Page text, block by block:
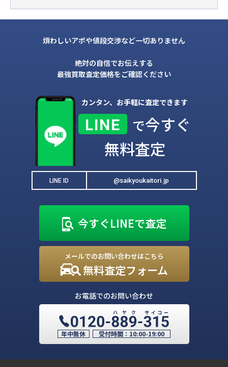
煩わしいアポや値段交渉など一切ありません
絶対の自信でお伝えする
最強買取査定価格をご確認ください
カンタン、お手軽に査定できます
LINE で今すぐ
無料査定
LINE ID @saikyoukaitori.jp
今すぐLINEで査定
メールでのお問い合わせはこちら
無料査定フォーム
お電話でのお問い合わせ
年中無休 受付時間： 10:00-19:00